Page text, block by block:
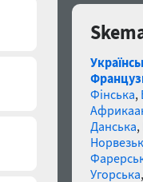
Фінська,
Данська,
Угорська,